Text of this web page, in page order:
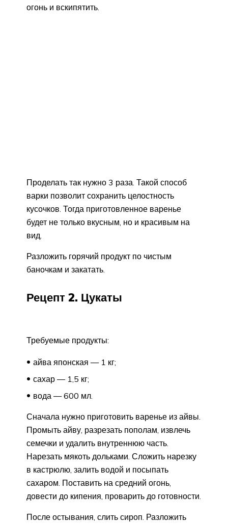
огонь и вскипятить.
Проделать так нужно 3 раза. Такой способ
варки позволит сохранить целостность
кусочков. Тогда приготовленное варенье
будет не только вкусным, но и красивым на
вид.
Разложить горячий продукт по чистым
баночкам и закатать.
Рецепт 2. Цукаты
Требуемые продукты:
айва японская — 1 кг;
сахар — 1,5 кг;
вода — 600 мл.
Сначала нужно приготовить варенье из айвы.
Промыть айву, разрезать пополам, извлечь
семечки и удалить внутреннюю часть.
Нарезать мякоть дольками. Сложить нарезку
в кастрюлю, залить водой и посыпать
сахаром. Поставить на средний огонь,
довести до кипения, проварить до готовности.
После остывания, слить сироп. Разложить